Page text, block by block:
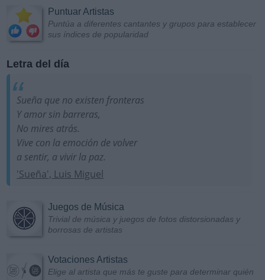
Puntuar Artistas
Puntúa a diferentes cantantes y grupos para establecer
sus índices de popularidad
Letra del día
Sueña que no existen fronteras
Y amor sin barreras,
No mires atrás.
Vive con la emoción de volver
a sentir, a vivir la paz.
'Sueña', Luis Miguel
Juegos de Música
Trivial de música y juegos de fotos distorsionadas y
borrosas de artistas
Votaciones Artistas
Elige al artista que más te guste para determinar quién